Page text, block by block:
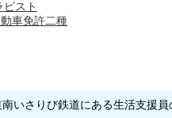
ピスト
車免許二種
南いさりび鉄道にある生活支援員